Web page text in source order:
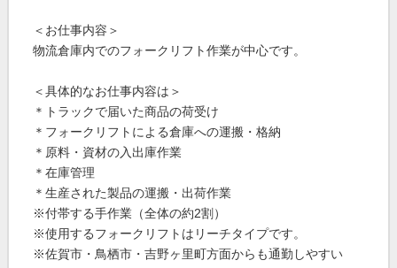
＜お仕事内容＞
物流倉庫内でのフォークリフト作業が中心です。
＜具体的なお仕事内容は＞
＊トラックで届いた商品の荷受け
＊フォークリフトによる倉庫への運搬・格納
＊原料・資材の入出庫作業
＊在庫管理
＊生産された製品の運搬・出荷作業
※付帯する手作業（全体の約2割）
※使用するフォークリフトはリーチタイプです。
※佐賀市・鳥栖市・吉野ヶ里町方面からも通勤しやすい